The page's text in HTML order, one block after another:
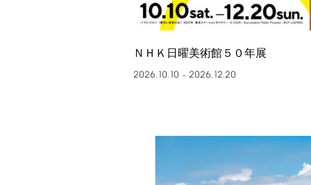
ＮＨＫ日曜美術館５０年展
2026.10.10 – 2026.12.20